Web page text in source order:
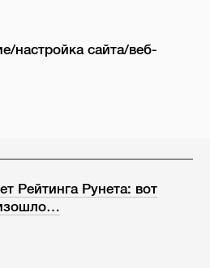
настройка сайта/веб-
Рейтинга Рунета: вот